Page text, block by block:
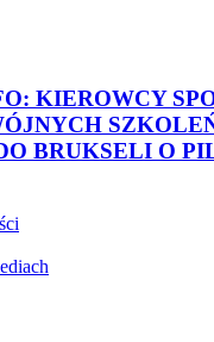
KIEROWCY
BRUKSELI O